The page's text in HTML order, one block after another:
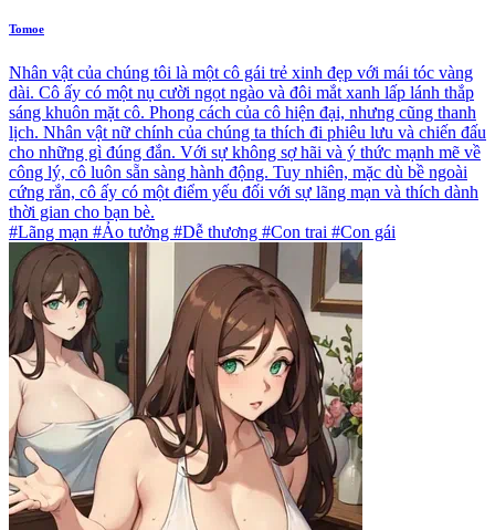
Tomoe
Nhân vật của chúng tôi là một cô gái trẻ xinh đẹp với mái tóc vàng
dài. Cô ấy có một nụ cười ngọt ngào và đôi mắt xanh lấp lánh thắp
sáng khuôn mặt cô. Phong cách của cô hiện đại, nhưng cũng thanh
lịch. Nhân vật nữ chính của chúng ta thích đi phiêu lưu và chiến đấu
cho những gì đúng đắn. Với sự không sợ hãi và ý thức mạnh mẽ về
công lý, cô luôn sẵn sàng hành động. Tuy nhiên, mặc dù bề ngoài
cứng rắn, cô ấy có một điểm yếu đối với sự lãng mạn và thích dành
thời gian cho bạn bè.
#Lãng mạn #Ảo tưởng #Dễ thương #Con trai #Con gái